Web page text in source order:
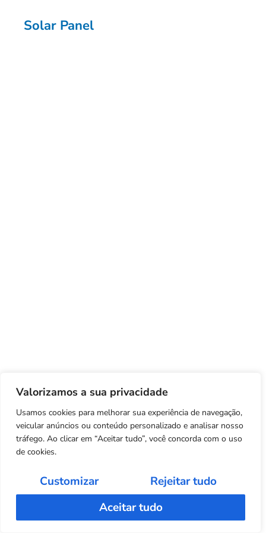
Valorizamos a sua privacidade
Usamos cookies para melhorar sua experiência de navegação,
veicular anúncios ou conteúdo personalizado e analisar nosso
tráfego. Ao clicar em “Aceitar tudo”, você concorda com o uso
de cookies.
Customizar
Rejeitar tudo
Aceitar tudo
Solar Panel